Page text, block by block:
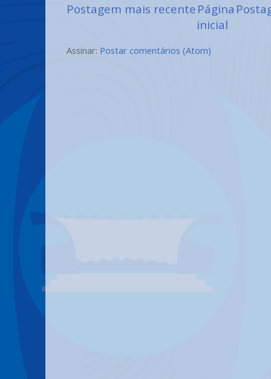
Postagem mais recentePágina
inicial
Assinar: Postar comentários (Atom)